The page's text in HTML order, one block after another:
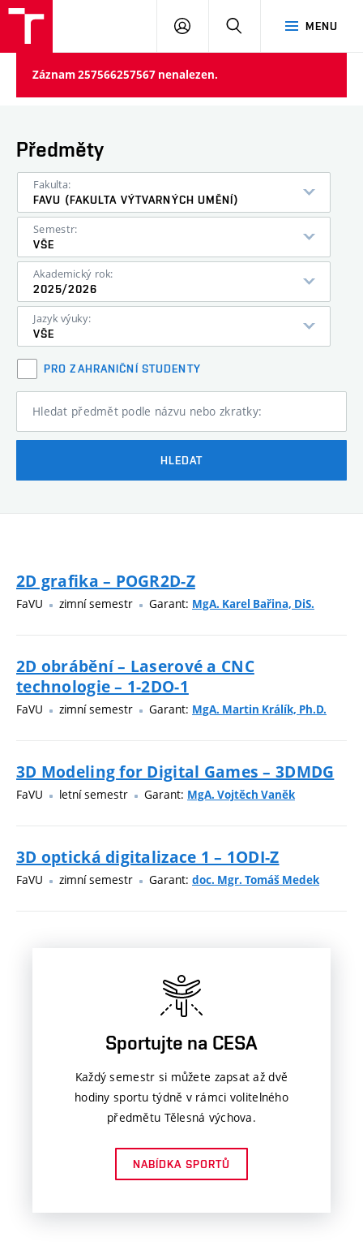
MENU
PŘIHLÁSIT
Záznam 257566257567 nenalezen.
Předměty
Fakulta:
FAVU (FAKULTA VÝTVARNÝCH UMĚNÍ)
Semestr:
VŠE
Akademický rok:
2025/2026
Jazyk výuky:
VŠE
PRO ZAHRANIČNÍ STUDENTY
Hledat předmět podle názvu nebo zkratky:
HLEDAT
2D grafika – POGR2D-Z
FaVU zimní semestr Garant: MgA. Karel Bařina, DiS.
2D obrábění – Laserové a CNC
technologie – 1-2DO-1
FaVU zimní semestr Garant: MgA. Martin Králík, Ph.D.
3D Modeling for Digital Games – 3DMDG
FaVU letní semestr Garant: MgA. Vojtěch Vaněk
3D optická digitalizace 1 – 1ODI-Z
FaVU zimní semestr Garant: doc. Mgr. Tomáš Medek
Sportujte na CESA
Každý semestr si můžete zapsat až dvě
hodiny sportu týdně v rámci volitelného
předmětu Tělesná výchova.
NABÍDKA SPORTŮ